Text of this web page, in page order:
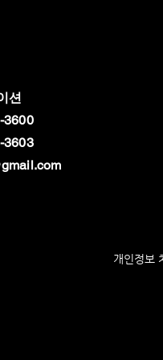
션
개인정보